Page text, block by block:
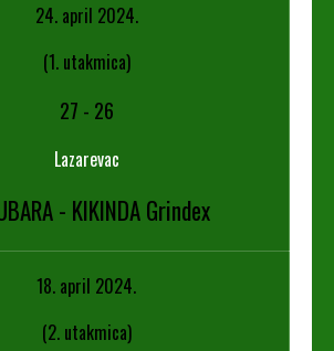
24. april 2024.
(1. utakmica)
27 - 26
Lazarevac
- KIKINDA Grindex
18. april 2024.
(2. utakmica)